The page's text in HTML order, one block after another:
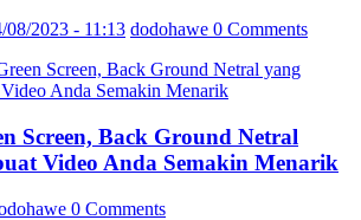
08/2023 - 11:13 dodohawe 0 Comments
Screen, Back Ground Netral
Video Anda Semakin Menarik
0 Comments